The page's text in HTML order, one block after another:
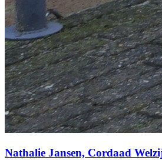
Nathalie Jansen, Cordaad